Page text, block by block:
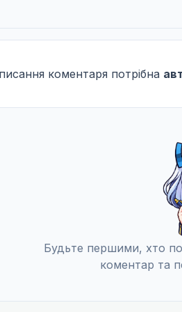
коментаря потрібна
Будьте першими, хто
коментар та